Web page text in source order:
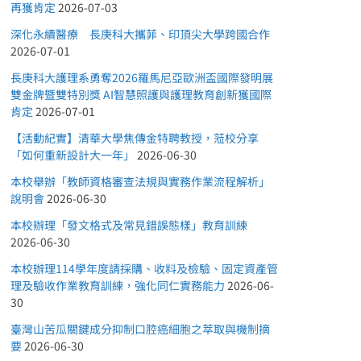
再獲肯定 2026-07-03
深化永續醫療 長庚科大攜菲、印頂尖大學跨國合作
2026-07-01
長庚科大護理系勇奪2026羅馬尼亞歐洲盃國際發明展
雙金牌暨雙特別獎 AI智慧照護與護理教育創新獲國際
肯定 2026-07-01
【活動紀實】清華大學焦傳金特聘教授，蒞校分享
「如何重新設計大一年」 2026-06-30
本校舉辦「教師資格審查法規與實務作業流程解析」
說明會2026-06-30
本校辦理「發文格式及常見錯誤態樣」教育訓練
2026-06-30
本校辦理114學年度請採購、收料及檢驗、固定資產管
理及驗收作業教育訓練，強化同仁實務能力 2026-06-
30
臺灣山苦瓜關鍵成分抑制口腔癌細胞之萃取與機制摘
要2026-06-30